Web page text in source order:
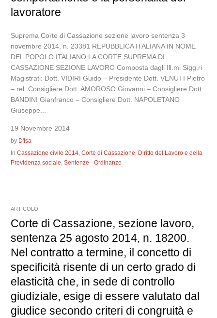
lavoratore
Suprema Corte di Cassazione sezione lavoro sentenza 3
novembre 2014, n. 23381 REPUBBLICA ITALIANA IN NOME
DEL POPOLO ITALIANO LA CORTE SUPREMA DI
CASSAZIONE SEZIONE LAVORO Composta dagli Ill.mi Sigg.ri
Magistrati: Dott. VIDIRI Guido – Presidente Dott. VENUTI Pietro
– rel. Consigliere Dott. AMOROSO Giovanni – Consigliere Dott.
BANDINI Gianfranco – Consigliere Dott. NAPOLETANO
Giuseppe...
19 Novembre 2014
by D'Isa
InCassazione civile 2014,Corte di Cassazione, Diritto del Lavoro e della
Previdenza sociale,Sentenze - Ordinanze
ARTICOLO
Corte di Cassazione, sezione lavoro,
sentenza 25 agosto 2014, n. 18200.
Nel contratto a termine, il concetto di
specificità risente di un certo grado di
elasticità che, in sede di controllo
giudiziale, esige di essere valutato dal
giudice secondo criteri di congruità e